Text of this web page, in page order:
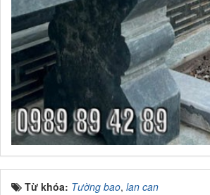
Từ khóa: Tường bao, lan can